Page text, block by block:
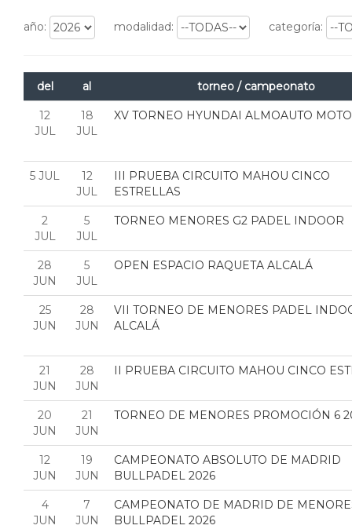
año: modalidad: categoría:
del al torneo / campeonato
12
JUL
18
JUL
XV TORNEO HYUNDAI ALMOAUTO
5 JUL
12
JUL
III PRUEBA CIRCUITO MAHOU CINCO
ESTRELLAS
2
JUL
5
JUL
TORNEO MENORES G2 PADEL INDOOR
28
JUN
5
JUL
OPEN ESPACIO RAQUETA ALCALÁ
25
JUN
28
JUN
VII TORNEO DE MENORES PADEL
ALCALÁ
21
JUN
28
JUN
II PRUEBA CIRCUITO MAHOU CINCO
20
JUN
21
JUN
TORNEO DE MENORES PROMOCIÓN 6
12
JUN
19
JUN
CAMPEONATO ABSOLUTO DE MADRID
BULLPADEL 2026
4
JUN
7
JUN
CAMPEONATO DE MADRID DE
BULLPADEL 2026